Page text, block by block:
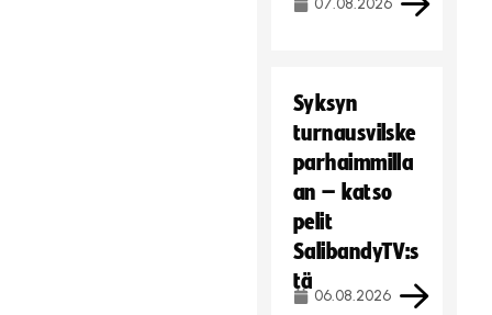
07.08.2026
Syksyn
turnausvilske
parhaimmilla
an – katso
pelit
SalibandyTV:s
tä
06.08.2026